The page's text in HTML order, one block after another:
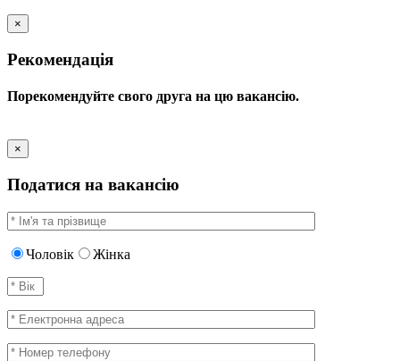
×
Рекомендація
Порекомендуйте свого друга на цю вакансію.
×
Податися на вакансію
Чоловік Жінка